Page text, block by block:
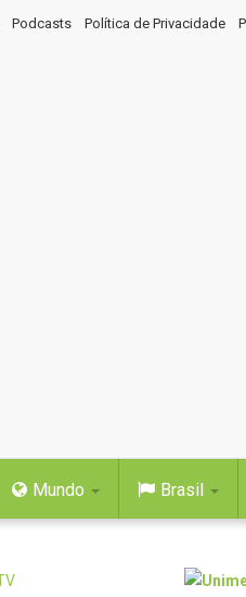
Podcasts Política de Privacidade
Mundo Brasil